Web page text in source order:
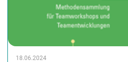
18.06.2024